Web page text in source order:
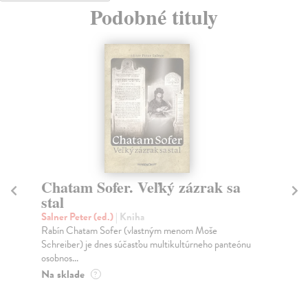
Podobné tituly
Chatam Sofer. Veľký zázrak sa
stal
Salner Peter (ed.)| Kniha
Rabín Chatam Sofer (vlastným menom Moše
Schreiber) je dnes súčasťou multikultúrneho panteónu
osobnos...
Na sklade ?